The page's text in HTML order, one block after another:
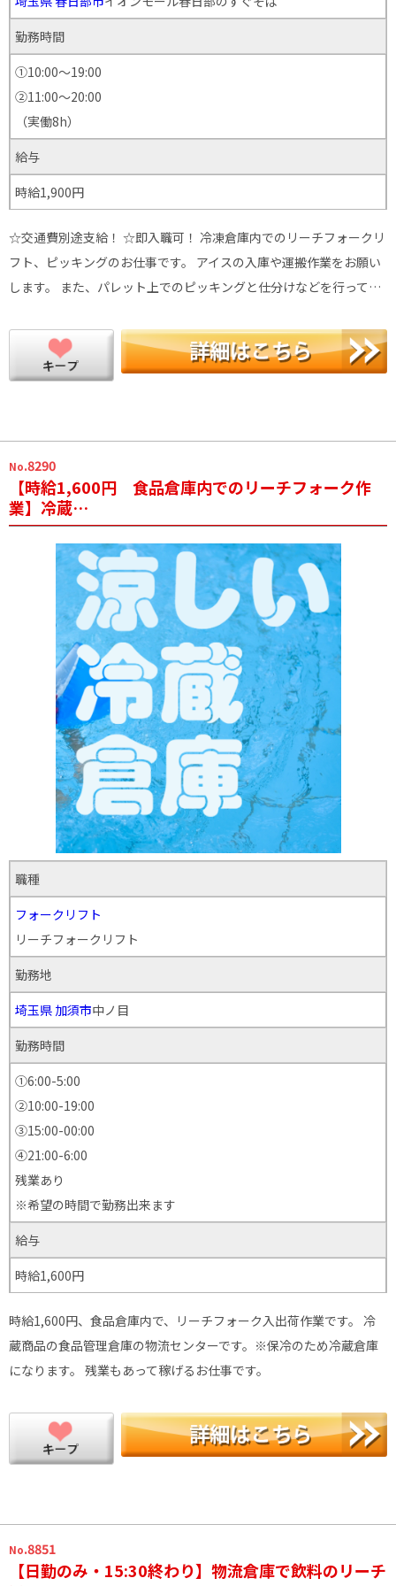
勤務時間
①10:00～19:00
②11:00～20:00
（実働8h）
給与
時給1,900円
☆交通費別途支給！ ☆即入職可！ 冷凍倉庫内でのリーチフォークリ
フト、ピッキングのお仕事です。 アイスの入庫や運搬作業をお願い
します。 また、パレット上でのピッキングと仕分けなどを行って…
No.8290
【時給1,600円 食品倉庫内でのリーチフォーク作
業】冷蔵…
職種
フォークリフト
リーチフォークリフト
勤務地
埼玉県 加須市中ノ目
勤務時間
①6:00-5:00
②10:00-19:00
③15:00-00:00
④21:00-6:00
残業あり
※希望の時間で勤務出来ます
給与
時給1,600円
時給1,600円、食品倉庫内で、リーチフォーク入出荷作業です。 冷
蔵商品の食品管理倉庫の物流センターです。※保冷のため冷蔵倉庫
になります。 残業もあって稼げるお仕事です。
No.8851
【日勤のみ・15:30終わり】物流倉庫で飲料のリーチ